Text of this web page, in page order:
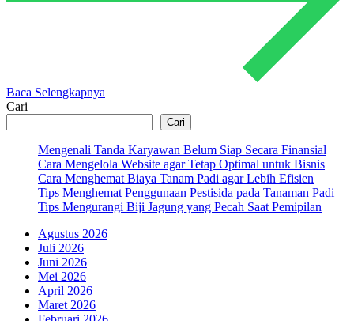
Baca Selengkapnya
Cari
Cari
Mengenali Tanda Karyawan Belum Siap Secara Finansial
Cara Mengelola Website agar Tetap Optimal untuk Bisnis
Cara Menghemat Biaya Tanam Padi agar Lebih Efisien
Tips Menghemat Penggunaan Pestisida pada Tanaman Padi
Tips Mengurangi Biji Jagung yang Pecah Saat Pemipilan
Agustus 2026
Juli 2026
Juni 2026
Mei 2026
April 2026
Maret 2026